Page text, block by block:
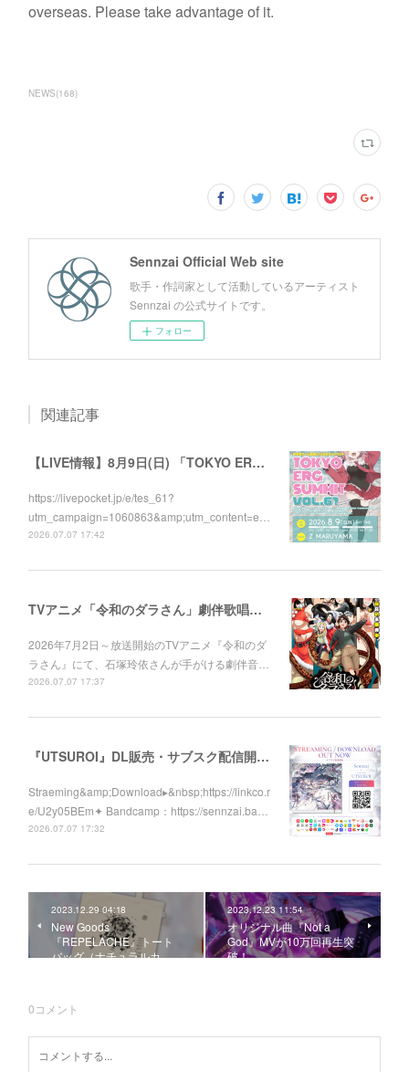
overseas. Please take advantage of it.
NEWS(168)
Sennzai Official Web site
歌手・作詞家として活動しているアーティスト
Sennzai の公式サイトです。
フォロー
関連記事
【LIVE情報】8月9日(日) 「TOKYO ERG SUMMIT VOL.61」に出演します！
https://livepocket.jp/e/tes_61?
utm_campaign=1060863&amp;utm_content=e…
2026.07.07 17:42
TVアニメ「令和のダラさん」劇伴歌唱しました！
2026年7月2日～放送開始のTVアニメ『令和のダ
ラさん』にて、石塚玲依さんが手がける劇伴音…
2026.07.07 17:37
『UTSUROI』DL販売・サブスク配信開始！
Straeming&amp;Download▸&nbsp;https://linkco.r
e/U2y05BEm✦ Bandcamp：https://sennzai.ba…
2026.07.07 17:32
2023.12.29 04:18
New Goods
『REPELACHE』トート
バッグ（ナチュラルカ…
2023.12.23 11:54
オリジナル曲『Not a
God』MVが10万回再生突
破！
0コメント